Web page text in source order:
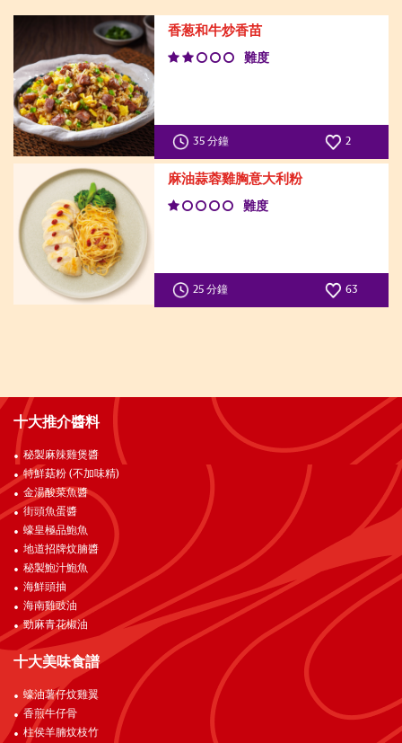
香葱和牛炒香苗
難度
35 分鐘 2
麻油蒜蓉雞胸意大利粉
難度
25 分鐘 63
十大推介醬料
秘製麻辣雞煲醬
特鮮菇粉 (不加味精)
金湯酸菜魚醬
街頭魚蛋醬
蠔皇極品鮑魚
地道招牌炆腩醬
秘製鮑汁鮑魚
海鮮頭抽
海南雞豉油
勁麻青花椒油
十大美味食譜
蠔油薯仔炆雞翼
香煎牛仔骨
柱侯羊腩炆枝竹